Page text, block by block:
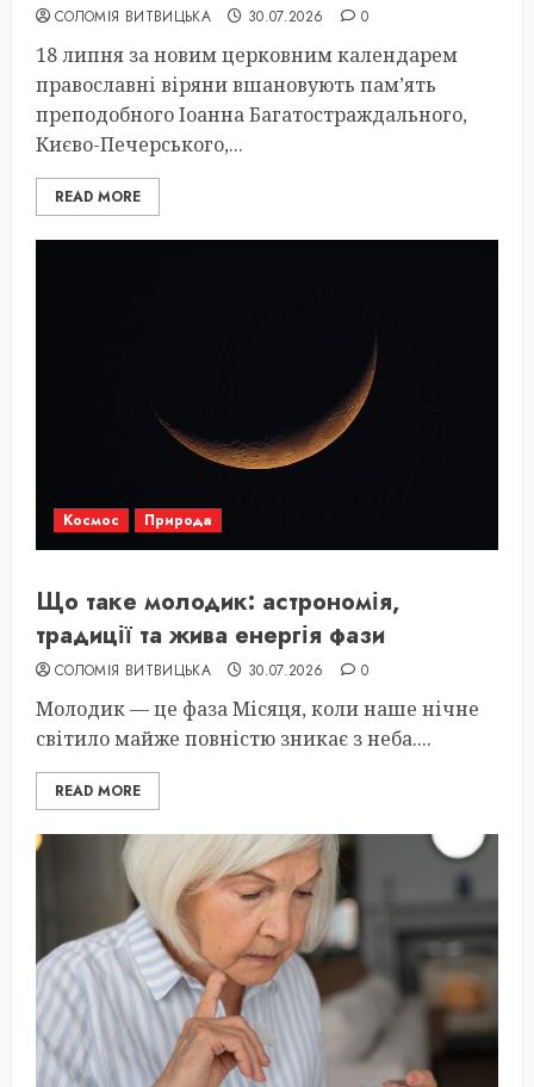
СОЛОМІЯ ВИТВИЦЬКА 30.07.2026 0
18 липня за новим церковним календарем
православні віряни вшановують пам’ять
преподобного Іоанна Багатостраждального,
Києво-Печерського,...
READ MORE
Космос Природа
Що таке молодик: астрономія,
традиції та жива енергія фази
СОЛОМІЯ ВИТВИЦЬКА 30.07.2026 0
Молодик — це фаза Місяця, коли наше нічне
світило майже повністю зникає з неба....
READ MORE